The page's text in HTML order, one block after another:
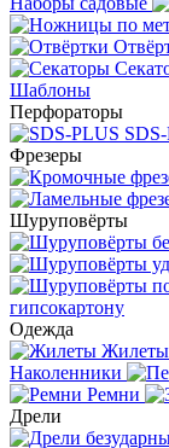
Шаблоны
Перфораторы
Фрезеры
Шуруповёрты
гипсокартону
Одежда
Жилеты
Наколенники
Ремни
Дрели